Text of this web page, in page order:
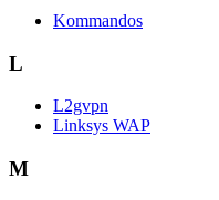
Kommandos
L
L2gvpn
Linksys WAP
M